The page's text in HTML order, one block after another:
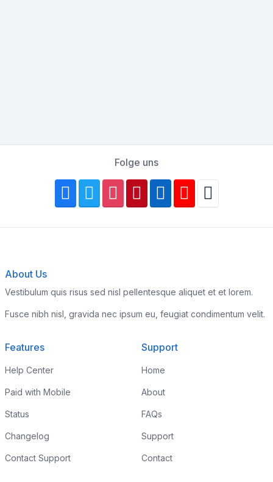
Folge uns
About Us
Vestibulum quis risus sed nisl pellentesque aliquet et et lorem.
Fusce nibh nisl, gravida nec ipsum eu, feugiat condimentum velit.
Features
Help Center
Paid with Mobile
Status
Changelog
Contact Support
Support
Home
About
FAQs
Support
Contact